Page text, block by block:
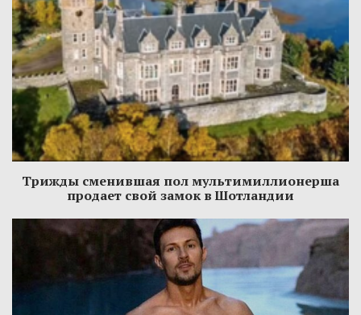
Трижды сменившая пол мультимиллионерша
продает свой замок в Шотландии